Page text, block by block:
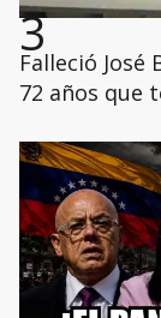
3
Falleció
72 años que